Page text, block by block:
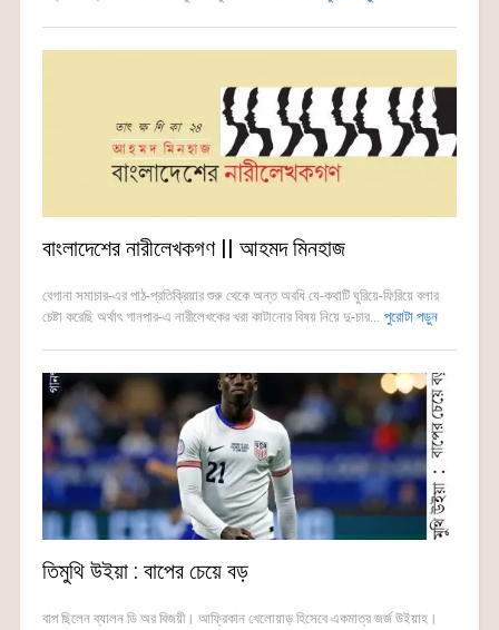
বাংলাদেশের নারীলেখকগণ || আহমদ মিনহাজ
বেগানা সমাচার-এর পাঠ-প্রতিক্রিয়ার শুরু থেকে অন্ত অবধি যে-কথাটি ঘুরিয়ে-ফিরিয়ে বলার
চেষ্টা করেছি অর্থাৎ গানপার-এ নারীলেখকের খরা কাটানোর বিষয় নিয়ে দু-চার... পুরোটা পড়ুন
তিমুথি উইয়া : বাপের চেয়ে বড়
বাপ ছিলেন ব্যালন ডি অর বিজয়ী। আফ্রিকান খেলোয়াড় হিসেবে একমাত্র জর্জ উইয়াহ।